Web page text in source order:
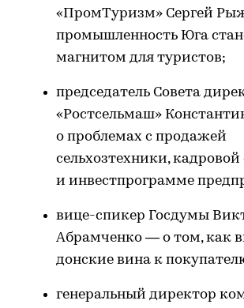
«ПромТуризм» Сергей
промышленность Юга
магнитом для туристов;
председатель Совета
«Ростсельмаш»
о проблемах с продажей
сельхозтехники,
и инвестпрограмме
вице-спикер Госдумы
Абрамченко — о том, как
донские вина к
генеральный директор